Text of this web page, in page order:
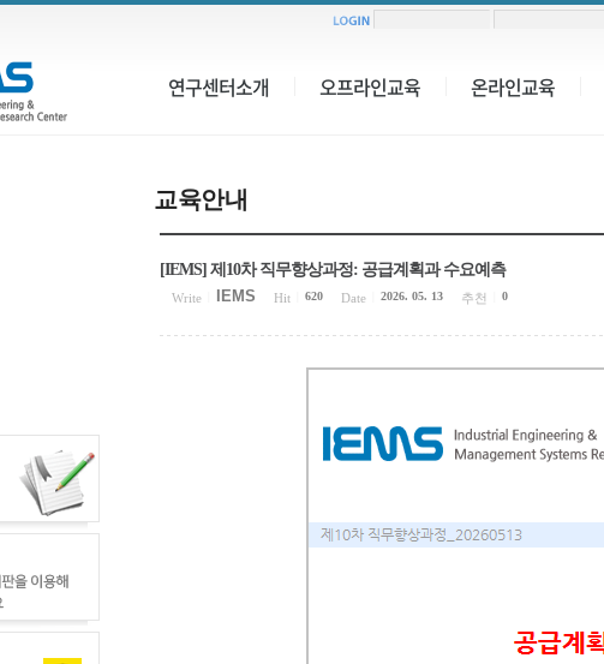
연구센터소개 오프라인교육 온라인교육
[IEMS] 제10차 직무향상과정: 공급계획과 수요예측
Write IEMS Hit 620 Date 2026. 05. 13 추천 0
교육안내